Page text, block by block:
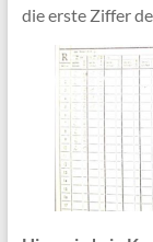
die erste Ziffer